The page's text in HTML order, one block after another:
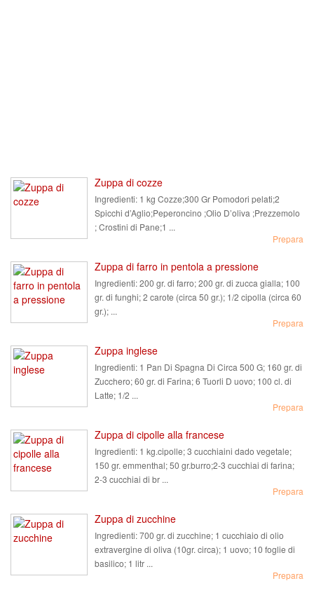
Zuppa di cozze
Ingredienti: 1 kg Cozze;300 Gr Pomodori pelati;2
Spicchi d’Aglio;Peperoncino ;Olio D’oliva ;Prezzemolo
; Crostini di Pane;1 ...
Prepara
Zuppa di farro in pentola a pressione
Ingredienti:200 gr. di farro; 200 gr. di zucca gialla; 100
gr. di funghi; 2 carote (circa 50 gr.); 1/2 cipolla (circa 60
gr.); ...
Prepara
Zuppa inglese
Ingredienti: 1 Pan Di Spagna Di Circa 500 G; 160 gr. di
Zucchero; 60 gr. di Farina; 6 Tuorli D uovo; 100 cl. di
Latte; 1/2 ...
Prepara
Zuppa di cipolle alla francese
Ingredienti: 1 kg.cipolle; 3 cucchiaini dado vegetale;
150 gr. emmenthal; 50 gr.burro;2-3 cucchiai di farina;
2-3 cucchiai di br ...
Prepara
Zuppa di zucchine
Ingredienti:700 gr. di zucchine; 1 cucchiaio di olio
extravergine di oliva (10gr. circa); 1 uovo; 10 foglie di
basilico; 1 litr ...
Prepara